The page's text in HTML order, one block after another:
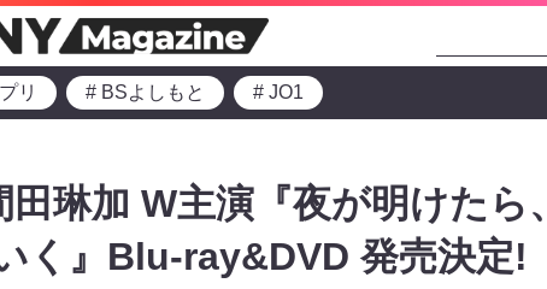
リ # BSよしもと # JO1
琳加 W主演『夜が明けたら、
く』Blu-ray&DVD 発売決定!